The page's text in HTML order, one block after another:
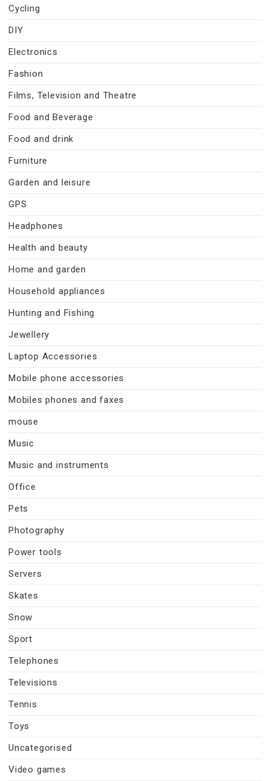
Cycling
DIY
Electronics
Fashion
Films, Television and Theatre
Food and Beverage
Food and drink
Furniture
Garden and leisure
GPS
Headphones
Health and beauty
Home and garden
Household appliances
Hunting and Fishing
Jewellery
Laptop Accessories
Mobile phone accessories
Mobiles phones and faxes
mouse
Music
Music and instruments
Office
Pets
Photography
Power tools
Servers
Skates
Snow
Sport
Telephones
Televisions
Tennis
Toys
Uncategorised
Video games